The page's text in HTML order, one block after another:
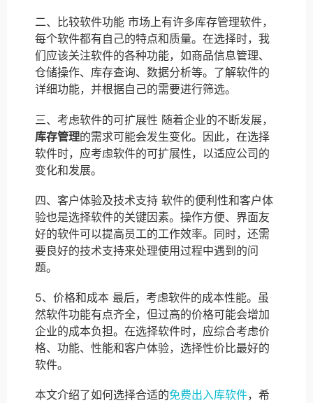
二、比较软件功能 市场上有许多库存管理软件，
每个软件都有自己的特点和质量。在选择时，我
们应该关注软件的各种功能，如商品信息管理、
仓储操作、库存查询、数据分析等。了解软件的
详细功能，并根据自己的需要进行筛选。
三、考虑软件的可扩展性 随着企业的不断发展，
库存管理的需求可能会发生变化。因此，在选择
软件时，应考虑软件的可扩展性，以适应公司的
变化和发展。
四、客户体验及技术支持 软件的便利性和客户体
验也是选择软件的关键因素。操作方便、界面友
好的软件可以提高员工的工作效率。同时，还需
要良好的技术支持来处理使用过程中遇到的问
题。
5、价格和成本 最后，考虑软件的成本性能。虽
然软件功能有点齐全，但过高的价格可能会增加
企业的成本负担。在选择软件时，应综合考虑价
格、功能、性能和客户体验，选择性价比最好的
软件。
本文介绍了如何选择合适的免费出入库软件，希